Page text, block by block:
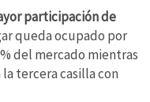
participación de
queda ocupado por
del mercado mientras
tercera casilla con